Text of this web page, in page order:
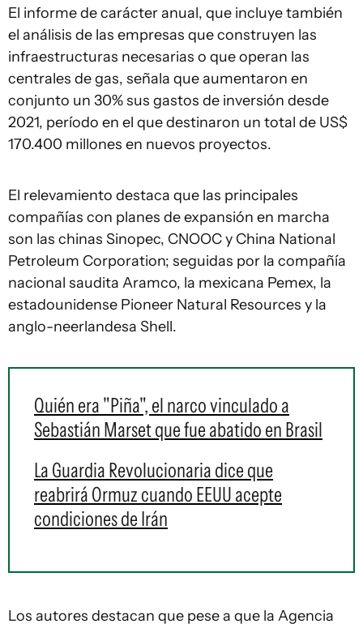
El informe de carácter anual, que incluye también
el análisis de las empresas que construyen las
infraestructuras necesarias o que operan las
centrales de gas, señala que aumentaron en
conjunto un 30% sus gastos de inversión desde
2021, período en el que destinaron un total de US$
170.400 millones en nuevos proyectos.
El relevamiento destaca que las principales
compañías con planes de expansión en marcha
son las chinas Sinopec, CNOOC y China National
Petroleum Corporation; seguidas por la compañía
nacional saudita Aramco, la mexicana Pemex, la
estadounidense Pioneer Natural Resources y la
anglo-neerlandesa Shell.
Quién era "Piña", el narco vinculado a
Sebastián Marset que fue abatido en Brasil
La Guardia Revolucionaria dice que
reabrirá Ormuz cuando EEUU acepte
condiciones de Irán
Los autores destacan que pese a que la Agencia